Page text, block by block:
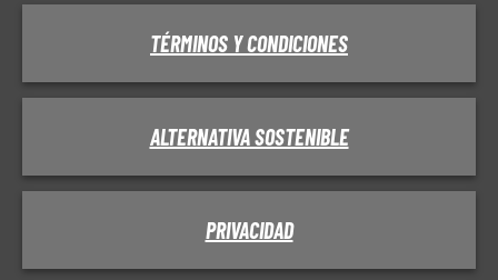
TÉRMINOS Y CONDICIONES
ALTERNATIVA SOSTENIBLE
PRIVACIDAD